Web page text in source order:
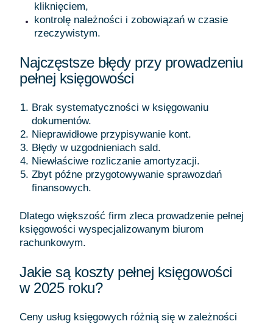
kliknięciem,
kontrolę należności i zobowiązań w czasie
rzeczywistym.
Najczęstsze błędy przy prowadzeniu
pełnej księgowości
Brak systematyczności w księgowaniu
dokumentów.
Nieprawidłowe przypisywanie kont.
Błędy w uzgodnieniach sald.
Niewłaściwe rozliczanie amortyzacji.
Zbyt późne przygotowywanie sprawozdań
finansowych.
Dlatego większość firm zleca prowadzenie pełnej
księgowości wyspecjalizowanym biurom
rachunkowym.
Jakie są koszty pełnej księgowości
w 2025 roku?
Ceny usług księgowych różnią się w zależności